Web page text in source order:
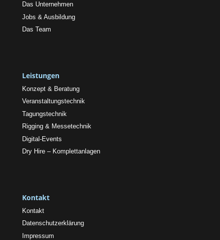
Das Unternehmen
Jobs & Ausbildung
Das Team
Leistungen
Konzept & Beratung
Veranstaltungstechnik
Tagungstechnik
Rigging & Messetechnik
Digital-Events
Dry Hire – Komplettanlagen
Kontakt
Kontakt
Datenschutzerklärung
Impressum